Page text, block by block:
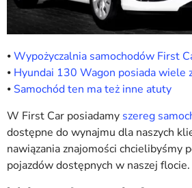
⦁Wypożyczalnia samochodów First
⦁ Hyundai 130 Wagon posiada wiele
⦁ Samochód ten ma też inne atuty
W First Car posiadamy szereg
dostępne do wynajmu dla naszych
nawiązania znajomości chcielibyśmy
pojazdów dostępnych w naszej flocie.